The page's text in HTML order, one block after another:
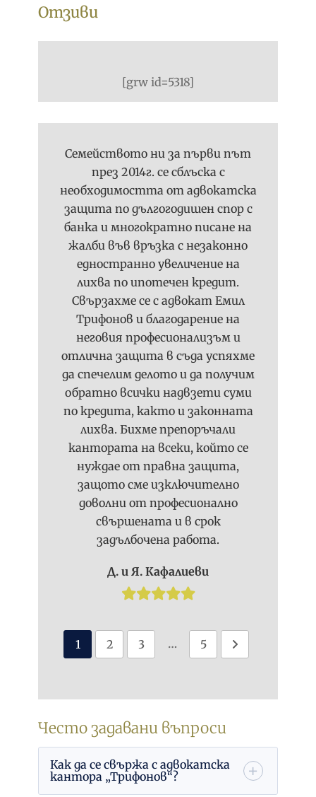
и
д
р
у
н
и
ц
и
,
и
л
и
р
е
з
у
в
е
л
и
ч
а
в
а
е
н
а
я
о
я
а
р
е
е
г
и
с
т
р
и
р
а
н
и
д
р
у
ж
е
с
т
в
а
с
е
д
0
0
5
Отзиви
[grw id=5318]
Семейството ни за първи път
през 2014г. се сблъска с
необходимостта от адвокатска
защита по дългогодишен спор с
банка и многократно писане на
жалби във връзка с незаконно
едностранно увеличение на
лихва по ипотечен кредит.
Свързахме се с адвокат Емил
Трифонов и благодарение на
неговия професионализъм и
отлична защита в съда успяхме
да спечелим делото и да получим
обратно всички надвзети суми
по кредита, както и законната
лихва. Бихме препоръчали
кантората на всеки, който се
нуждае от правна защита,
защото сме изключително
доволни от професионално
свършената и в срок
задълбочена работа.
Д. и Я. Кафалиеви
1 2 3 … 5
Често задавани въпроси
Как да се свържа с адвокатска
кантора „Трифонов“?